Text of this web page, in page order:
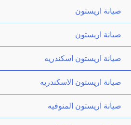
صيانة اريستون
صيانة اريستون
صيانة اريستون اسكندريه
صيانة اريستون الاسكندريه
صيانة اريستون المنوفيه